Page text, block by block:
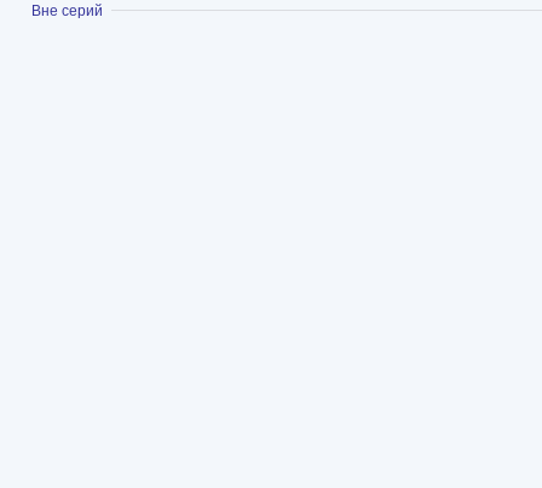
Показать
Вне серий